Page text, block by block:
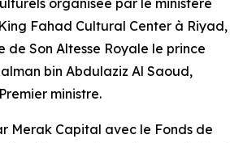
organisée par le ministère
Fahad Cultural Center à Riyad,
de Son Altesse Royale le prince
bin Abdulaziz Al Saoud,
ministre.
Merak Capital avec le Fonds de